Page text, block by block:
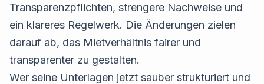
Transparenzpflichten, strengere Nachweise und
ein klareres Regelwerk. Die Änderungen zielen
darauf ab, das Mietverhältnis fairer und
transparenter zu gestalten.
Wer seine Unterlagen jetzt sauber strukturiert und